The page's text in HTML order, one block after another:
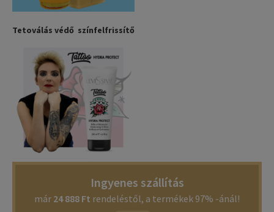
Tetoválás védő színfelfrissítő
Ingyenes szállítás
már 24 888 Ft rendeléstől, a termékek 97% -ánál!